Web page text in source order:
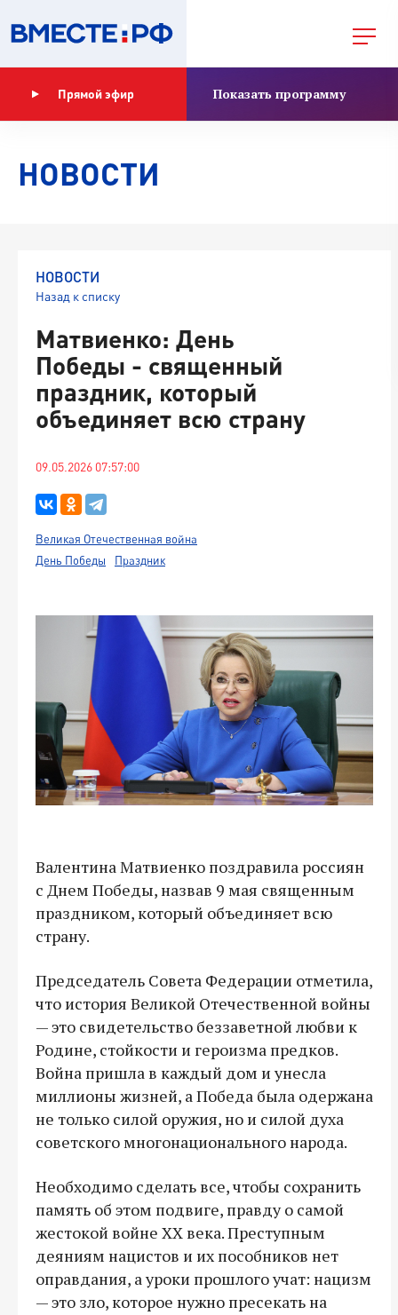
Прямой эфир Показать программу
НОВОСТИ
НОВОСТИ
Назад к списку
Матвиенко: День
Победы - священный
праздник, который
объединяет всю страну
09.05.2026 07:57:00
Великая Отечественная война
День Победы
Праздник
Валентина Матвиенко поздравила россиян
с Днем Победы, назвав 9 мая священным
праздником, который объединяет всю
страну.
Председатель Совета Федерации отметила,
что история Великой Отечественной войны
— это свидетельство беззаветной любви к
Родине, стойкости и героизма предков.
Война пришла в каждый дом и унесла
миллионы жизней, а Победа была одержана
не только силой оружия, но и силой духа
советского многонационального народа.
Необходимо сделать все, чтобы сохранить
память об этом подвиге, правду о самой
жестокой войне XX века. Преступным
деяниям нацистов и их пособников нет
оправдания, а уроки прошлого учат: нацизм
— это зло, которое нужно пресекать на